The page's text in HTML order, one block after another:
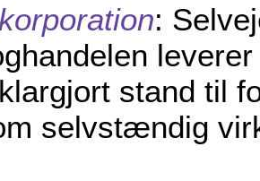
:
stand til
selvstændig